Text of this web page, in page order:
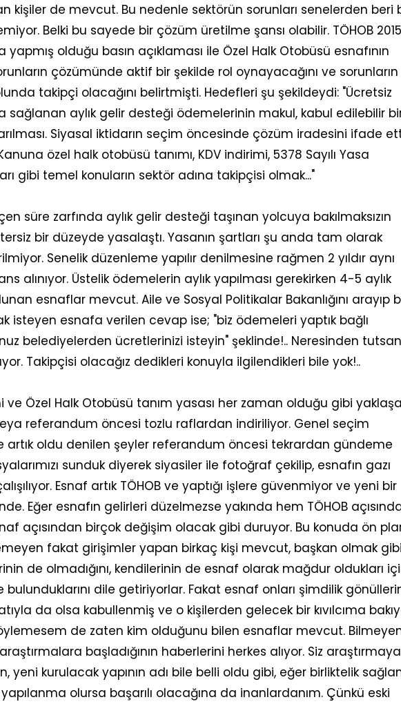
kişiler de mevcut. Bu nedenle sektörün sorunları senelerden beri
Belki bu sayede bir çözüm üretilme şansı olabilir. TÖHOB 2015
yapmış olduğu basın açıklaması ile Özel Halk Otobüsü esnafının
çözümünde aktif bir şekilde rol oynayacağını ve sorunların
takipçi olacağını belirtmişti. Hedefleri şu şekildeydi: "Ücretsiz
sağlanan aylık gelir desteği ödemelerinin makul, kabul edilebilir
Siyasal iktidarın seçim öncesinde çözüm iradesini ifade
Kanuna özel halk otobüsü tanımı, KDV indirimi, 5378 Sayılı Yasa
gibi temel konuların sektör adına takipçisi olmak..."
süre zarfında aylık gelir desteği taşınan yolcuya bakılmaksızın
bir düzeyde yasalaştı. Yasanın şartları şu anda tam olarak
Senelik düzenleme yapılır denilmesine rağmen 2 yıldır aynı
alınıyor. Üstelik ödemelerin aylık yapılması gerekirken 4-5 aylık
esnaflar mevcut. Aile ve Sosyal Politikalar Bakanlığını arayıp
isteyen esnafa verilen cevap ise; "biz ödemeleri yaptık bağlı
belediyelerden ücretlerinizi isteyin" şeklinde!.. Neresinden
Takipçisi olacağız dedikleri konuyla ilgilendikleri bile yok!..
ve Özel Halk Otobüsü tanım yasası her zaman olduğu gibi
referandum öncesi tozlu raflardan indiriliyor. Genel seçim
artık oldu denilen şeyler referandum öncesi tekrardan gündeme
sunduk diyerek siyasiler ile fotoğraf çekilip, esnafın gazı
Esnaf artık TÖHOB ve yaptığı işlere güvenmiyor ve yeni bir
Eğer esnafın gelirleri düzelmezse yakında hem TÖHOB
açısından birçok değişim olacak gibi duruyor. Bu konuda ön
fakat girişimler yapan birkaç kişi mevcut, başkan olmak gibi
de olmadığını, kendilerinin de esnaf olarak mağdur oldukları
bulunduklarını dile getiriyorlar. Fakat esnaf onları şimdilik
da olsa kabullenmiş ve o kişilerden gelecek bir kıvılcıma
de zaten kim olduğunu bilen esnaflar mevcut.
başladığının haberlerini herkes alıyor. Siz araştırmaya
yeni kurulacak yapının adı bile belli oldu gibi, eğer birliktelik
olursa başarılı olacağına da inanlardanım. Çünkü eski